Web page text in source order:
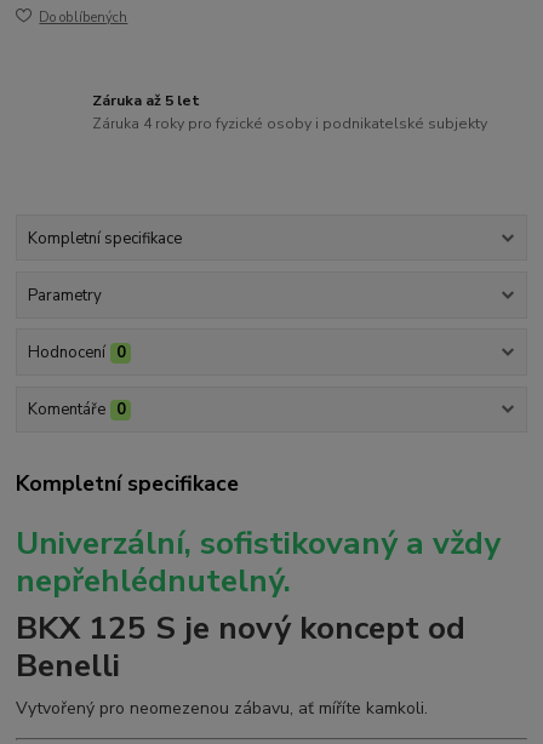
Do oblíbených
Záruka až 5 let
Záruka 4 roky pro fyzické osoby i podnikatelské subjekty
Kompletní specifikace
Parametry
Hodnocení 0
Komentáře 0
Kompletní specifikace
Univerzální, sofistikovaný a vždy
nepřehlédnutelný.
BKX 125 S je nový koncept od
Benelli
Vytvořený pro neomezenou zábavu, ať míříte kamkoli.